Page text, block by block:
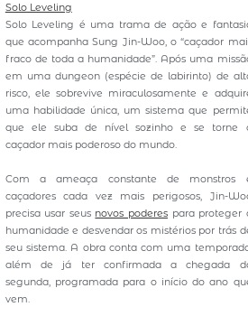
Solo Leveling
Solo Leveling é uma trama de ação e
que acompanha Sung Jin-Woo, o “caçador
fraco de toda a humanidade”. Após uma
em uma dungeon (espécie de labirinto) de
risco, ele sobrevive miraculosamente e
uma habilidade única, um sistema que
que ele suba de nível sozinho e se torne
caçador mais poderoso do mundo.
Com a ameaça constante de monstros
caçadores cada vez mais perigosos, Jin-
precisa usar seus novos poderespara proteger
humanidade e desvendar os mistérios por trás
seu sistema. A obra conta com uma
além de já ter confirmada a chegada
segunda, programada para o início do ano
vem.